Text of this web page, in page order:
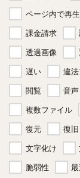
ページ内で再生
課金請求
透過画像
遅い
違
閲覧
音声
複数ファイル
復元
復旧
文字化け
脆弱性